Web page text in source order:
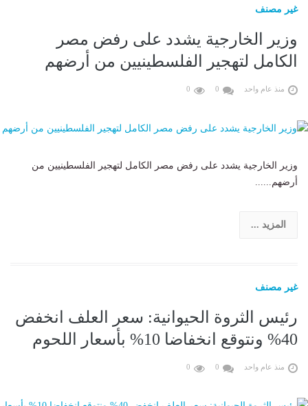
غير مصنف
وزير الخارجية يشدد على رفض مصر
الكامل لتهجير الفلسطينيين من أرضهم
منذ عام واحد 0
0
وزير الخارجية يشدد على رفض مصر الكامل لتهجير الفلسطينيين من
أرضهم......
المزيد ...
غير مصنف
رئيس الثروة الحيوانية: سعر العلف انخفض
40% ونتوقع انخفاضا 10% بأسعار اللحوم
منذ عام واحد 0
0